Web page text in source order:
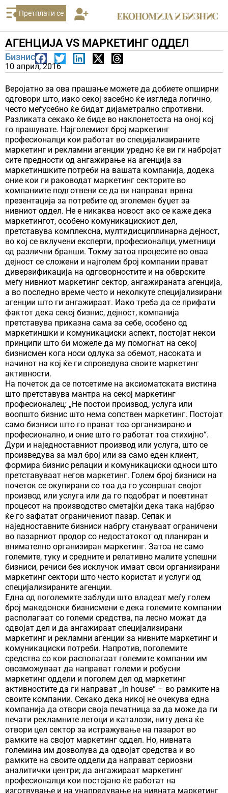
Претплати се
АГЕНЦИЈА VS МАРКЕТИНГ ОДДЕЛ
Бизнис
10 април, 2016
Веројатно за ова прашање можете да добиете опширни
одговори што, иако секој засебно ќе изгледа логично,
често меѓусебно ќе бидат дијаметрално спротивни.
Разликата секако ќе биде во наклонетоста на оној кој
го прашувате. Најголемиот број маркетинг
професионалци кои работат во специјализираните
маркетинг и рекламни агенции уредно ќе ви ги набројат
сите предности од ангажирање на агенција за
маркетиншките потреби на вашата компанија, додека
оние кои ги раководат маркетинг секторите во
компаниите подготвени се да ви направат врвна
презентација за потребите од зголемен буџет за
нивниот оддел. Не е никаква новост ако се каже дека
маркетингот, особено комуникацискиот дел,
претставува комплексна, мултидисциплинарна дејност,
во кој се вклучени експерти, професионалци, уметници
од различни бранши. Токму затоа процесите во оваа
дејност се сложени и најголем број компании прават
диверзификација на одговорностите и на обврските
меѓу нивниот маркетинг сектор, ангажираната агенција,
а во последно време често и неколкуте специјализирани
агенции што ги ангажираат. Иако треба да се прифати
фактот дека секој бизнис, дејност, компанија
претставува приказна сама за себе, особено од
маркетиншки и комуникациски аспект, постојат некои
принципи што би можеле да му помогнат на секој
бизнисмен кога носи одлука за обемот, насоката и
начинот на кој ќе ги спроведува своите маркетинг
активности.
На почеток да се потсетиме на аксиоматската вистина
што претставува мантра на секој маркетинг
професионалец: „Не постои производ, услуга или
воопшто бизнис што нема сопствен маркетинг. Постојат
само бизниси што го прават тоа организирано и
професионално, и оние што го работат тоа стихијно“.
Дури и наједноставниот производ или услуга, што се
произведува за мал број или за само еден клиент,
формира бизнис релации и комуникациски односи што
претставуваат негов маркетинг. Голем број бизниси на
почеток се окупирани со тоа да го усовршат својот
производ или услуга или да го подобрат и поевтинат
процесот на производство сметајќи дека така најбрзо
ќе го зафатат ограничениот пазар. Сепак и
наједноставните бизниси набргу стануваат ограничени
во пазарниот продор со недостатокот од планиран и
внимателно организиран маркетинг. Затоа не само
големите, туку и средните и релативно малите успешни
бизниси, речиси без исклучок имаат свои организирани
маркетинг сектори што често користат и услуги од
специјализираните агенции.
Една од поголемите заблуди што владеат меѓу голем
број македонски бизнисмени е дека големите компании
располагаат со големи средства, па лесно можат да
одвојат дел и да ангажираат специјализирани
маркетинг и рекламни агенции за нивните маркетинг и
комуникациски потреби. Напротив, поголемите
средства со кои располагаат големите компании им
овозможуваат да направат големи и робусни
маркетинг оддели и поголем дел од маркетинг
активностите да ги направат „in house“ – во рамките на
своите компании. Секако дека никој не очекува една
компанија да отвори своја печатница за да може да ги
печати рекламните летоци и каталози, ниту дека ќе
отвори цел сектор за истражување на пазарот во
рамките на својот маркетинг оддел. Но, нивната
големина им дозволува да одвојат средства и во
рамките на своите оддели да направат сериозни
аналитички центри; да ангажираат маркетинг
професионалци кои постојано ќе работат на
изготвување и на унапредување на нивната маркетинг